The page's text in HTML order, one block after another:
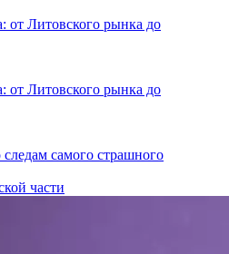
от Литовского рынка до
от Литовского рынка до
самого страшного
части